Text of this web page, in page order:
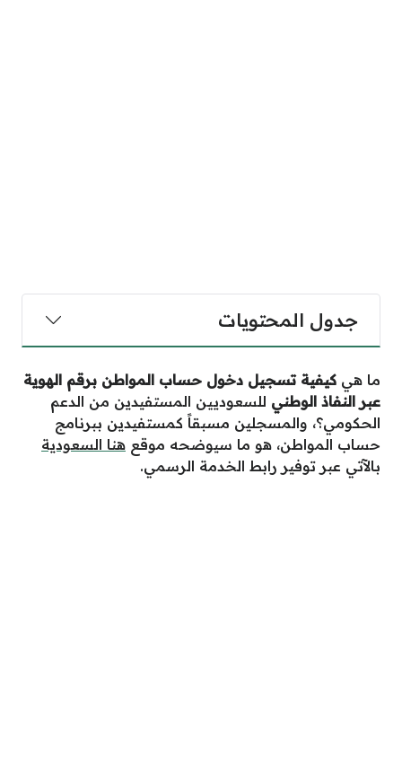
جدول المحتويات
ما هي كيفية تسجيل دخول حساب المواطن برقم الهوية
عبر النفاذ الوطني للسعوديين المستفيدين من الدعم
الحكومي؟، والمسجلين مسبقاً كمستفيدين ببرنامج
حساب المواطن، هو ما سيوضحه موقع هنا السعودية
بالآتي عبر توفير رابط الخدمة الرسمي.